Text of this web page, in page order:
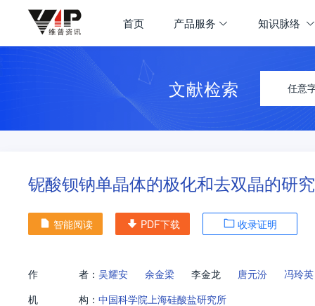
首页 产品服务 知识脉络
文献检索 任意
铌酸钡钠单晶体的极化和去双晶的研究
智能阅读 PDF下载 收录证明
作 者： 吴耀安 余金梁 李金龙 唐元汾
冯玲英
机
构： 中国科学院上海硅酸盐研究所